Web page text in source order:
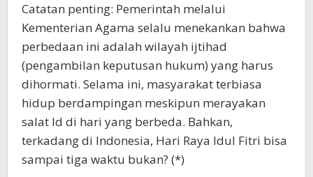
Catatan penting: Pemerintah melalui
Kementerian Agama selalu menekankan bahwa
perbedaan ini adalah wilayah ijtihad
(pengambilan keputusan hukum) yang harus
dihormati. Selama ini, masyarakat terbiasa
hidup berdampingan meskipun merayakan
salat Id di hari yang berbeda. Bahkan,
terkadang di Indonesia, Hari Raya Idul Fitri bisa
sampai tiga waktu bukan? (*)